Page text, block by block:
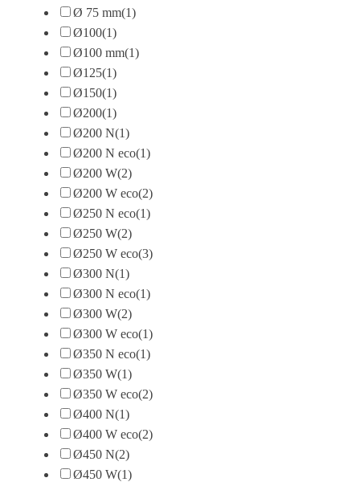
Ø 75 mm(1)
Ø100(1)
Ø100 mm(1)
Ø125(1)
Ø150(1)
Ø200(1)
Ø200 N(1)
Ø200 N eco(1)
Ø200 W(2)
Ø200 W eco(2)
Ø250 N eco(1)
Ø250 W(2)
Ø250 W eco(3)
Ø300 N(1)
Ø300 N eco(1)
Ø300 W(2)
Ø300 W eco(1)
Ø350 N eco(1)
Ø350 W(1)
Ø350 W eco(2)
Ø400 N(1)
Ø400 W eco(2)
Ø450 N(2)
Ø450 W(1)